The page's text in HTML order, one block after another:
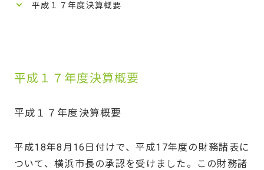
平成１７年度決算概要
平成１７年度決算概要
平成１７年度決算概要
平成18年8月16日付けで、平成17年度の財務諸表に
ついて、横浜市長の承認を受けました。この財務諸